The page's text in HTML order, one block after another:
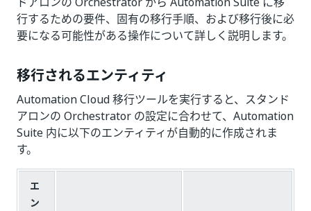
行するための要件、固有の移行手順、および移行後に必
要になる可能性がある操作について詳しく説明します。
移行されるエンティティ
Automation Cloud 移行ツールを実行すると、スタンド
アロンの Orchestrator の設定に合わせて、Automation
Suite 内に以下のエンティティが自動的に作成されま
す。
エ
ン